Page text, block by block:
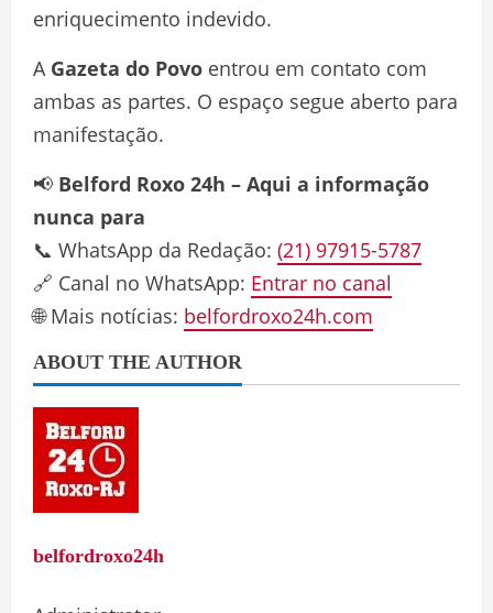
enriquecimento indevido.
A Gazeta do Povo entrou em contato com
ambas as partes. O espaço segue aberto para
manifestação.
📢 Belford Roxo 24h – Aqui a informação
nunca para
📞 WhatsApp da Redação: (21) 97915-5787
🔗 Canal no WhatsApp: Entrar no canal
🌐 Mais notícias: belfordroxo24h.com
ABOUT THE AUTHOR
belfordroxo24h